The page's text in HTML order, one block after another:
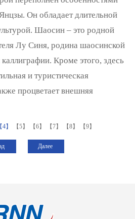
Он обладает длительной
Шаосин – это родной
Лу Синя, родина шаосинской
Кроме этого, здесь
и туристическая
процветает внешняя
【4】 【5】 【6】 【7】 【8】 【9】
Далее